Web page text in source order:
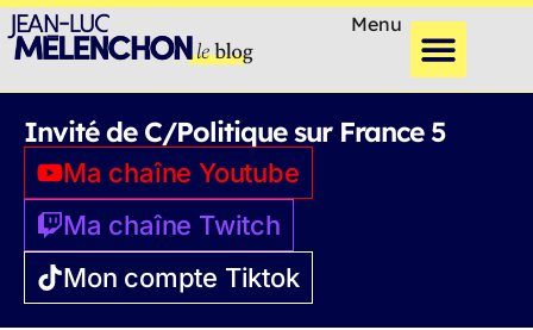
Menu
Invité de C/Politique sur France 5
Ma chaîne Youtube
Ma chaîne Twitch
Mon compte Tiktok